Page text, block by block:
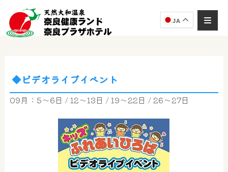
JA
◆ビデオライブイベント
09月：5～6日 / 12～13日 / 19～22日 / 26～27日